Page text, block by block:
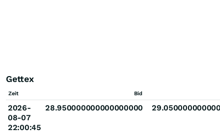
Gettex
Zeit Bid
2026-
08-07
22:00:45
28.950000000000000000